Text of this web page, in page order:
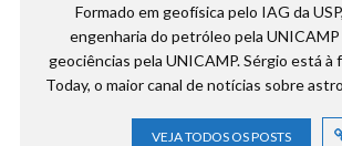
Formado em geofísica pelo IAG da
engenharia do petróleo pela
geociências pela UNICAMP. Sérgio está à
Today, o maior canal de notícias sobre
VEJA TODOS OS POSTS